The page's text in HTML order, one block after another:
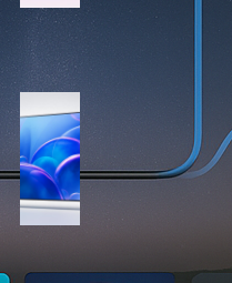
2025
prezzo